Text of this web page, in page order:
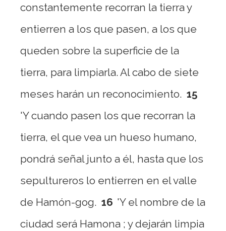
constantemente recorran la tierra y
entierren a los que pasen, a los que
queden sobre la superficie de la
tierra, para limpiarla. Al cabo de siete
meses harán un reconocimiento. 15
'Y cuando pasen los que recorran la
tierra, el que vea un hueso humano,
pondrá señal junto a él, hasta que los
sepultureros lo entierren en el valle
de Hamón-gog. 16 'Y el nombre de la
ciudad será Hamona ; y dejarán limpia